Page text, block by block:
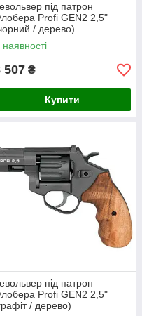
під патрон
Profi GEN2 2,5"
/ дерево)
наявності
507 ₴
Купити
під патрон
Profi GEN2 2,5"
/ дерево)